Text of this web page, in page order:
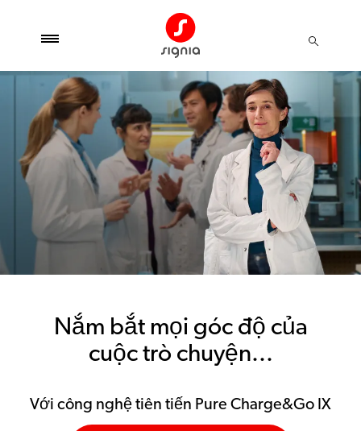
Nắm bắt mọi góc độ của
cuộc trò chuyện...
Với công nghệ tiên tiến Pure Charge&Go IX